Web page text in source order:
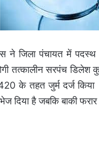
ने जिला पंचायत में
तत्कालीन सरपंच डिलेश
के तहत जुर्म दर्ज
दिया है जबकि बाकी फरार